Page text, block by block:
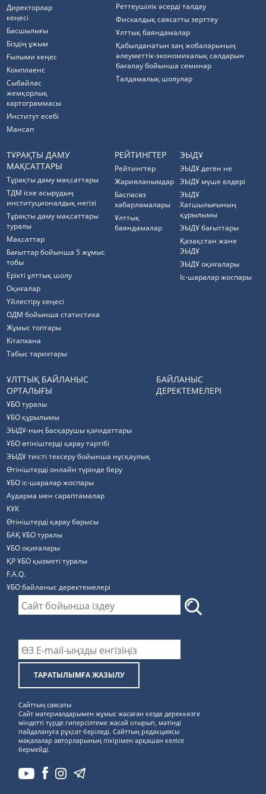
Директорлар
кеңесі
Басшылығы
Біздің ұжым
Ғылыми кеңес
Комплаенс
Cыбайлас
жемқорлық
картограммасы
Институт есебі
Мансап
Реттеушілік әсерді талдау
Фискалдық саясатты зерттеу
Ұлттық баяндамалар
Қабылданатын заң жобаларының
әлеуметтік-экономикалық салдарын
бағалау бойынша семинар
Талдамалық шолулар
ТҰРАҚТЫ ДАМУ
МАҚСАТТАРЫ
Тұрақты даму мақсаттары
ТДМ іске асырудың
институционалдық негізі
Тұрақты даму мақсаттары
туралы
Мақсаттар
Бағыттар бойынша 5 жұмыс
тобы
Ерікті ұлттық шолу
Оқиғалар
Үйлестіру кеңесі
ОДМ бойынша статистика
Жұмыс топтары
Кітапхана
Табыс тарихтары
РЕЙТИНГТЕР
Рейтингтер
Жарияланымдар
Баспасөз
хабарламалары
Ұлттық
баяндамалар
ЭЫДҰ
ЭЫДҰ деген не
ЭЫДҰ мүше елдері
ЭЫДҰ
Хатшылығының
құрылымы
ЭЫДҰ бағыттары
Қазақстан және
ЭЫДҰ
ЭЫДҰ оқиғалары
Іс-шаралар жоспары
ҰЛТТЫҚ БАЙЛАНЫС
ОРТАЛЫҒЫ
ҰБО туралы
ҰБО құрылымы
ЭЫДҰ-ның Басқарушы қағидаттары
ҰБО өтініштерді қарау тәртібі
ЭЫДҰ тиісті тексеру бойынша нұсқаулық
Өтініштерді онлайн түрінде беру
ҰБО іс-шаралар жоспары
Аударма мен сараптамалар
КҰК
Өтініштерді қарау барысы
БАҚ ҰБО туралы
ҰБО оқиғалары
ҚР ҰБО қызметі туралы
F.A.Q.
ҰБО байланыс деректемелерi
БАЙЛАНЫС
ДЕРЕКТЕМЕЛЕРІ
ТАРАТЫЛЫМҒА ЖАЗЫЛУ
Сайттың саясаты
Сайт материалдарымен жұмыс жасаған кезде дереккөзге
міндетті түрде гиперсілтеме жасай отырып, мәтінді
пайдалануға рұқсат беріледі. Сайттың редакциясы
мақалалар авторларының пікірімен әрқашан келісе
бермейді.